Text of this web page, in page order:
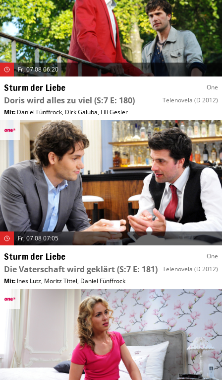
Fr, 07.08 06:20
Sturm der Liebe One
Doris wird alles zu viel (S:7 E: 180) Telenovela (D 2012)
Mit: Daniel Fünffrock, Dirk Galuba, Lili Gesler
Fr, 07.08 07:05
Sturm der Liebe One
Die Vaterschaft wird geklärt(S:7 E: 181) Telenovela (D 2012)
Mit: Ines Lutz, Moritz Tittel, Daniel Fünffrock